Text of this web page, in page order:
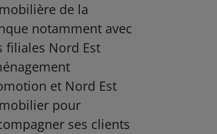
de la
notamment avec
filiales Nord Est
et Nord Est
pour
ses clients